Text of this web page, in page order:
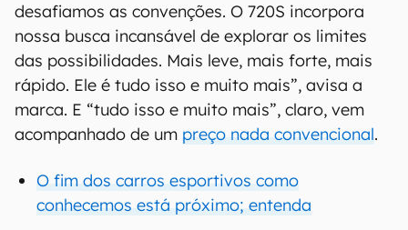
desafiamos as convenções. O 720S incorpora
nossa busca incansável de explorar os limites
das possibilidades. Mais leve, mais forte, mais
rápido. Ele é tudo isso e muito mais”, avisa a
marca. E “tudo isso e muito mais”, claro, vem
acompanhado de um preço nada convencional.
O fim dos carros esportivos como
conhecemos está próximo; entenda